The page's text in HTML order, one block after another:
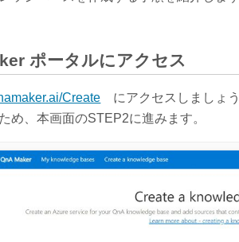
ポータルにアクセス
Create にアクセスしましょ
め、本画面のSTEP2に進みます。